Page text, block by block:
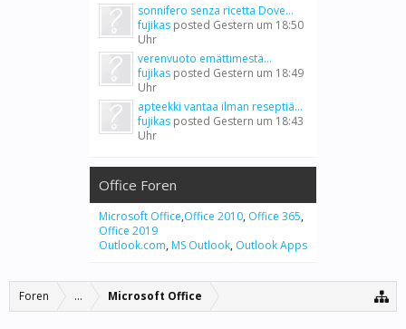
sonnifero senza ricetta Dove...
fujikas posted Gestern um 18:50
Uhr
verenvuoto emättimestä...
fujikas posted Gestern um 18:49
Uhr
apteekki vantaa ilman reseptiä...
fujikas posted Gestern um 18:43
Uhr
Office Foren
Microsoft Office,Office 2010, Office 365,
Office 2019
Outlook.com, MS Outlook, Outlook Apps
Foren ... Microsoft Office